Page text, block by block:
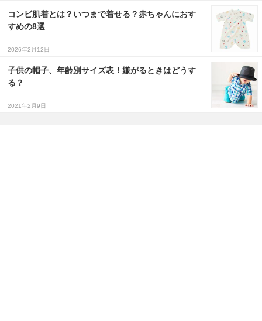
コンビ肌着とは？いつまで着せる？赤ちゃんにおす
すめの8選
2026年2月12日
子供の帽子、年齢別サイズ表！嫌がるときはどうす
る？
2021年2月9日